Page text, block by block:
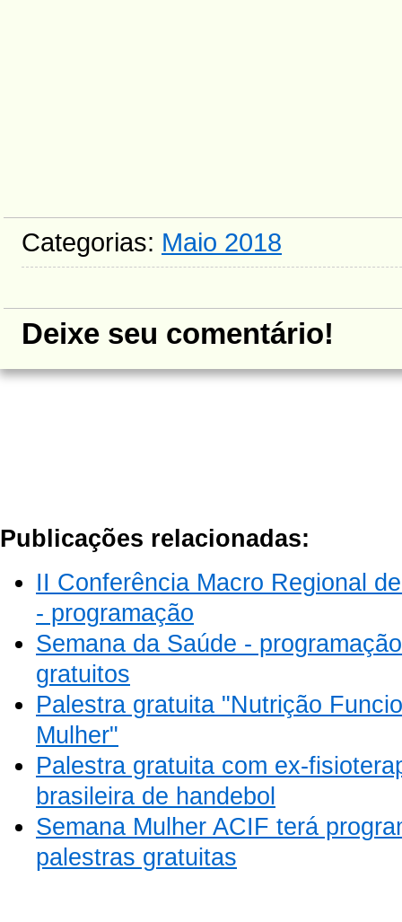
Categorias: Maio 2018
Deixe seu comentário!
Publicações relacionadas:
II Conferência Macro Regional
- programação
Semana da Saúde -
gratuitos
Palestra gratuita "Nutrição
Mulher"
Palestra gratuita com ex-
brasileira de handebol
Semana Mulher ACIF terá
palestras gratuitas